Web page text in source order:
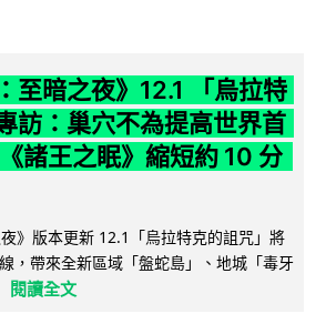
至暗之夜》12.1 「烏拉特
訪：巢穴不為提高世界首
諸王之眠》縮短約 10 分
夜》版本更新 12.1「烏拉特克的詛咒」將
，帶來全新區域「盤蛇島」、地城「毒牙
閱讀全文